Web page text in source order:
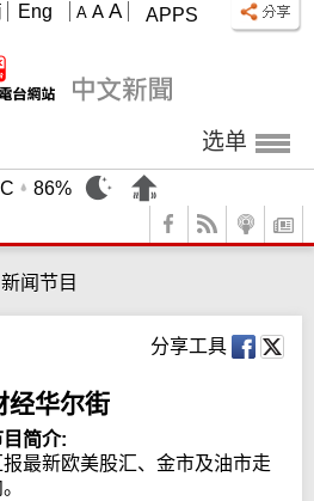
APPS
A A A
Eng
选单
86%
新闻节目
分享工具
经华尔街
目简介:
报最新欧美股汇、金市及油市走